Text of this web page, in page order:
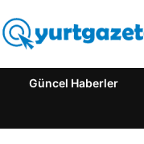
Güncel Haberler